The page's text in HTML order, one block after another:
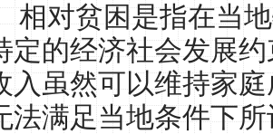
相对贫困是指在当
定的经济社会发展
入虽然可以维持家
法满足当地条件下